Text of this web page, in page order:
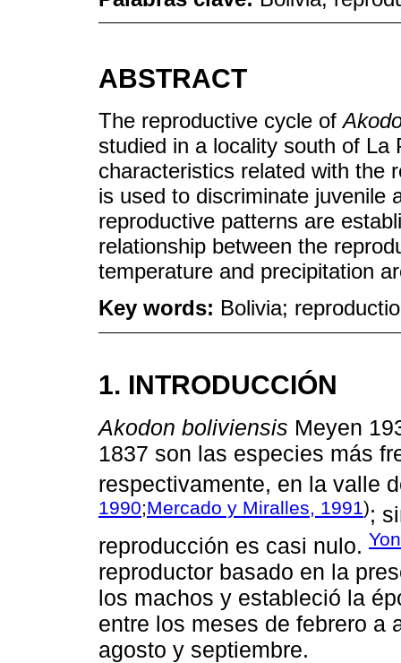
ABSTRACT
The reproductive cycle of
studied in a locality south of La
characteristics related with the
is used to discriminate juvenile
reproductive patterns are
relationship between the
temperature and precipitation
Key words: Bolivia;
1. INTRODUCCIÓN
Akodon boliviensis Meyen
1837 son las especies más
respectivamente, en la valle
1990;Mercado y Miralles, 1991);
reproducción es casi nulo.
reproductor basado en la
los machos y estableció la
entre los meses de febrero a
agosto y septiembre.